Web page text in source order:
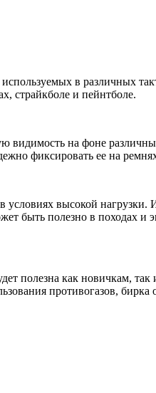
в различных
страйкболе и пейнтболе.
видимость на фоне
фиксировать ее на
высокой нагрузки.
быть полезно в походах и
полезна как новичкам,
противогазов, бирка